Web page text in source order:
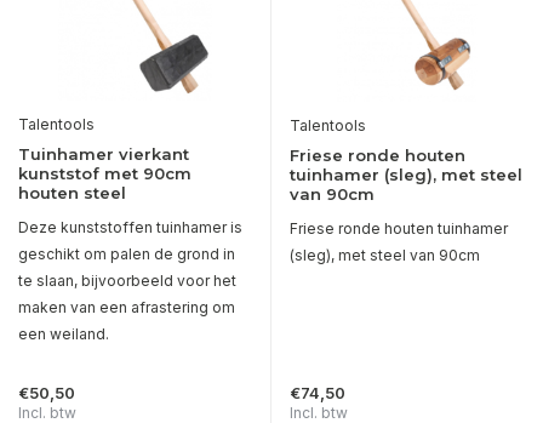
Talentools
Tuinhamer vierkant
kunststof met 90cm
houten steel
Deze kunststoffen tuinhamer is
geschikt om palen de grond in
te slaan, bijvoorbeeld voor het
maken van een afrastering om
een weiland.
€50,50
Incl. btw
Talentools
Friese ronde houten
tuinhamer (sleg), met steel
van 90cm
Friese ronde houten tuinhamer
(sleg), met steel van 90cm
€74,50
Incl. btw